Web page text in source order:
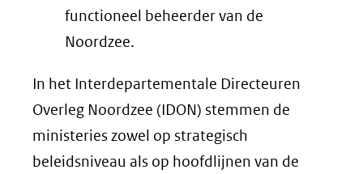
functioneel beheerder van de
Noordzee.
In het Interdepartementale Directeuren
Overleg Noordzee (IDON) stemmen de
ministeries zowel op strategisch
beleidsniveau als op hoofdlijnen van de